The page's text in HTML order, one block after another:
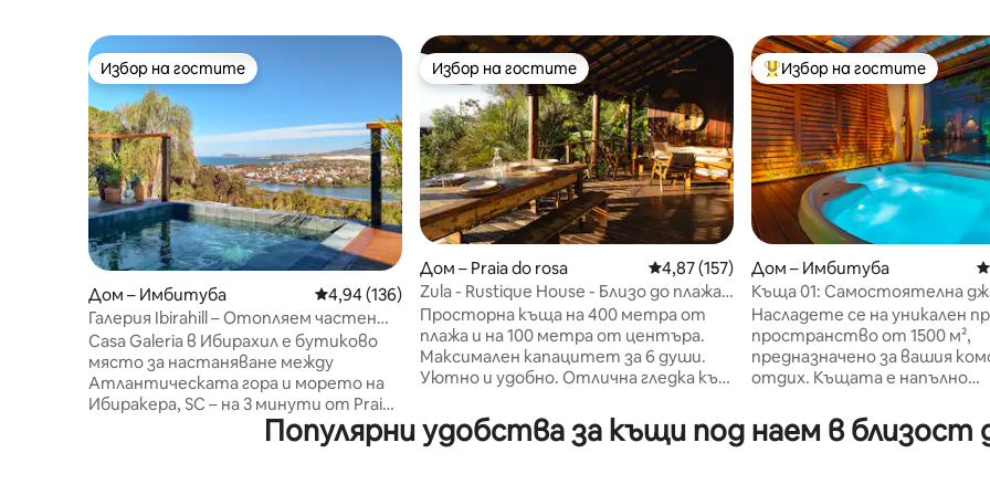
Избор на гостите
Избор на гостите
Дом – Имбитуба Средна оценка: 4,94 от 5, 136 отзива
4,94 (136)
Галерия Ibirahill – Отопляем частен
басезон
Casa Galeria в Ибирахил е бутиково
място за настаняване между
Атлантическата гора и морето на
Ибиракера, SC – на 3 минути от Praia
da Luz, на 10 минути от Praia do Rosa.
Една от трите самостоятелни
Избор на гостите
Избор на гостите
Дом – Praia do rosa Средна оценка: 4,87 от 5, 157 отзива
4,87 (157)
Zula - Rustique House - Близо до плажа
и града.
Просторна къща на 400 метра от
плажа и на 100 метра от центъра.
Максимален капацитет за 6 души.
Уютно и удобно. Отлична гледка към
Панорамна площадка в най-високата
точка на хълма с изглед към океана.
Най-популярен избор на
Избор на гостите
Дом – Имбитуба
Къща 01: Самостоятелна
басейн и изглед към
Насладете се на уникален
пространство от 1500 м²,
предназначено за вашия
отдих. Къщата е напълно
(обща зона), джакузи с
маса за билярд/пинг-понг,
Популярни удобства за къщи под наем в близост